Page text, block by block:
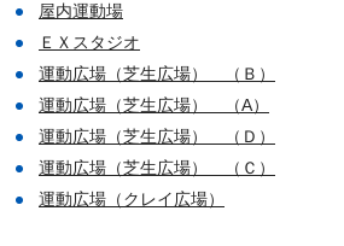
屋内運動場
ＥＸスタジオ
運動広場（芝生広場） （Ｂ）
運動広場（芝生広場） （A）
運動広場（芝生広場） （Ｄ）
運動広場（芝生広場） （Ｃ）
運動広場（クレイ広場）